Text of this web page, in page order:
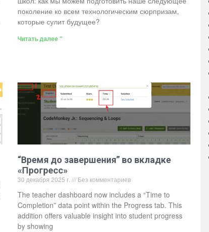
поколение ко всем технологическим сюрпризам,
которые сулит будущее?
Читать далее "
“Время до завершения” во вкладке
«Прогресс»
30 декабря 2025 г. Без комментариев
The teacher dashboard now includes a “Time to
Completion” data point within the Progress tab. This
addition offers valuable insight into student progress
by showing